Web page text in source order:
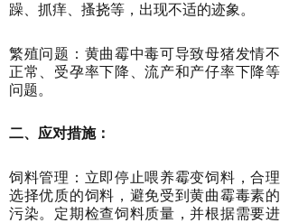
躁、抓痒、搔挠等，出现不适的迹象。
繁殖问题：黄曲霉中毒可导致母猪发情不
正常、受孕率下降、流产和产仔率下降等
问题。
二、应对措施：
饲料管理：立即停止喂养霉变饲料，合理
选择优质的饲料，避免受到黄曲霉毒素的
污染。定期检查饲料质量，并根据需要进